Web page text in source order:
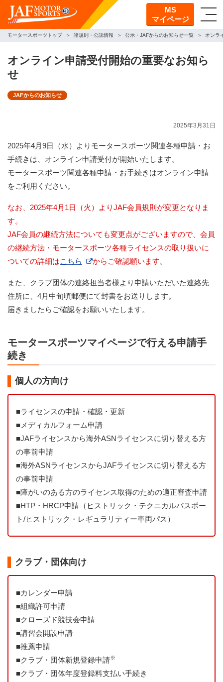
MS
マイページ
モータースポーツトップ 諸規則・公認情報 公示・JAFからのお知らせ一覧 オンラ
オンライン申請受付開始の重要なお知ら
せ
JAFからのお知らせ
2025年3月31日
2025年4月9日（水）よりモータースポーツ関連各種申請・お
手続きは、オンライン申請受付が開始いたします。
モータースポーツ関連各種申請・お手続きはオンライン申請
をご利用ください。
なお、2025年4月1日（火）よりJAF会員規則が変更となりま
す。
JAF会員の継続方法についても変更点がございますので、会員
の継続方法・モータースポーツ各種ライセンスの取り扱いに
ついての詳細はこちら からご確認願います。
また、クラブ団体の連絡担当者様より申請いただいた連絡先
住所に、4月中旬頃郵便にて封書をお送りします。
届きましたらご確認をお願いいたします。
モータースポーツマイページで行える申請手
続き
個人の方向け
■ライセンスの申請・確認・更新
■ メディカルフォーム申請
■JAFライセンスから海外ASNライセンスに切り替える方
の事前申請
■海外ASNライセンスからJAFライセンスに切り替える方
の事前申請
■障がいのある方のライセンス取得のための適正審査申請
■HTP・HRCP申請（ヒストリック・テクニカルパスポー
ト/ヒストリック・レギュラリティー車両パス）
クラブ・団体向け
■カレンダー申請
■組織許可申請
■クローズド競技会申請
■講習会開設申請
■推薦申請
■クラブ・団体新規登録申請※
■クラブ・団体年度登録料支払い手続き